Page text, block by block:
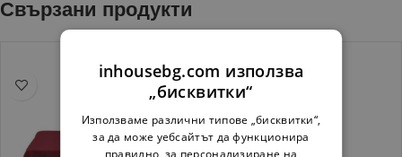
Свързани продукти
inhousebg.com използва
„бисквитки“
Използваме различни типове „бисквитки“,
за да може уебсайтът да функционира
правилно, за персонализиране на